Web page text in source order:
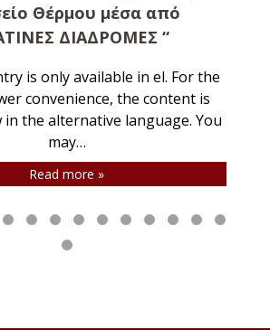
Θέρμου μέσα από
ΔΙΑΔΡΟΜΕΣ “
is only available in el. For the
convenience, the content is
the alternative language. You
may…
Read more »